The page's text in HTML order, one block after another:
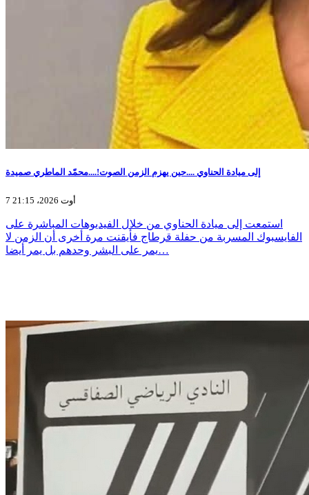
إلى ميادة الحناوي ....حين يهزم الزمن الصوت!....محمّد الماطري صميدة
7 أوت 2026، 21:15
استمعت إلى ميادة الحناوي من خلال الفيديوهات المباشرة على
الفايسبوك المسربة من حفلة قرطاج فأيقنت مرة أخرى أن الزمن لا
يمر على البشر وحدهم بل يمر أيضا…